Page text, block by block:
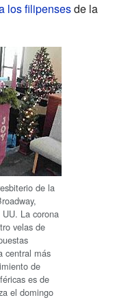
los filipensesde la
de la
La corona
velas de
central más
de
es de
el domingo